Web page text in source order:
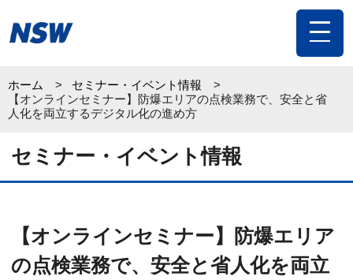
toggle
ホーム
セミナー・イベント情報
【オンラインセミナー】防爆エリアの点検業務で、安全と省
人化を両立するデジタル化の進め方
セミナー・イベント情報
【オンラインセミナー】防爆エリア
の点検業務で、安全と省人化を両立